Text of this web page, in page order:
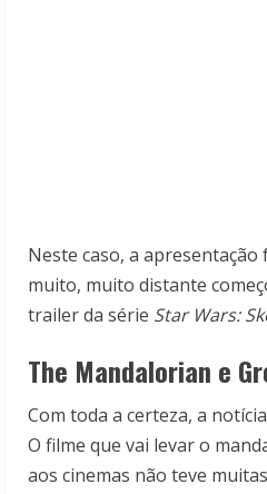
Neste caso, a apresentação
muito, muito distante
trailer da série Star Wars:
The Mandalorian e
Com toda a certeza, a
O filme que vai levar o
aos cinemas não teve